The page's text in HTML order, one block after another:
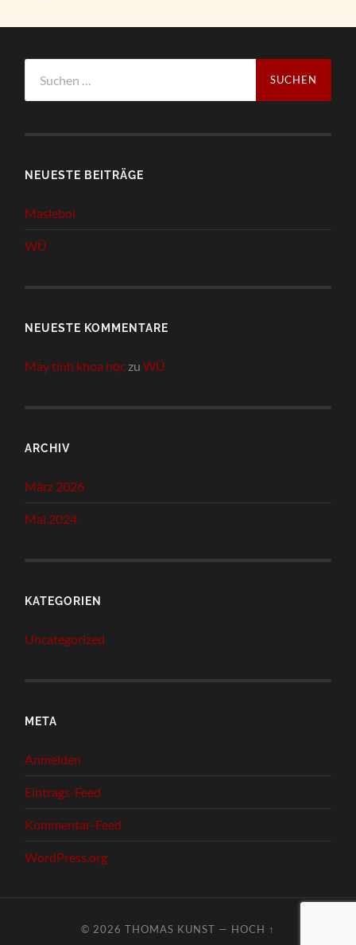
nach:
NEUESTE BEITRÄGE
Masleboi
WÜ
NEUESTE KOMMENTARE
Máy tính khoa học zuWÜ
ARCHIV
März 2026
Mai 2024
KATEGORIEN
Uncategorized
META
Anmelden
Eintrags-Feed
Kommentar-Feed
WordPress.org
© 2026 THOMAS KUNST — HOCH ↑